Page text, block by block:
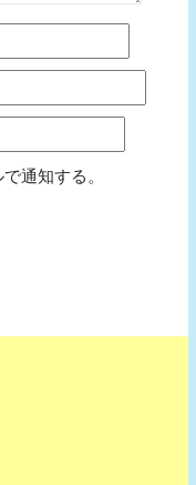
通知する。